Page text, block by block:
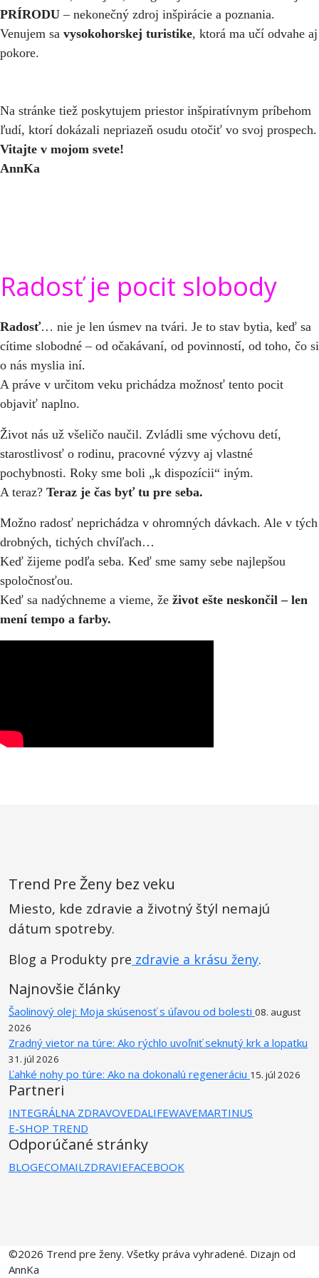
PRÍRODU – nekonečný zdroj inšpirácie a poznania.
Venujem sa vysokohorskej turistike, ktorá ma učí odvahe aj
pokore.
Na stránke tiež poskytujem priestor inšpiratívnym príbehom
ľudí, ktorí dokázali nepriazeň osudu otočiť vo svoj prospech.
Vitajte v mojom svete!
AnnKa
Radosť je pocit slobody
Radosť… nie je len úsmev na tvári. Je to stav bytia, keď sa
cítime slobodné – od očakávaní, od povinností, od toho, čo si
o nás myslia iní.
A práve v určitom veku prichádza možnosť tento pocit
objaviť naplno.
Život nás už všeličo naučil. Zvládli sme výchovu detí,
starostlivosť o rodinu, pracovné výzvy aj vlastné
pochybnosti. Roky sme boli „k dispozícii“ iným.
A teraz? Teraz je čas byť tu pre seba.
Možno radosť neprichádza v ohromných dávkach. Ale v tých
drobných, tichých chvíľach…
Keď žijeme podľa seba. Keď sme samy sebe najlepšou
spoločnosťou.
Keď sa nadýchneme a vieme, že život ešte neskončil – len
mení tempo a farby.
Trend Pre Ženy bez veku
Miesto, kde zdravie a životný štýl nemajú
dátum spotreby.
Blog a Produkty pre zdravie a krásu ženy.
Najnovšie články
Šaolinový olej: Moja skúsenosť s úľavou od bolesti 08. august
2026
Zradný vietor na túre: Ako rýchlo uvoľniť seknutý krk a lopatku
31. júl 2026
Ľahké nohy po túre: Ako na dokonalú regeneráciu 15. júl 2026
Partneri
INTEGRÁLNA ZDRAVOVEDALIFEWAVEMARTINUS
E-SHOP TREND
Odporúčané stránky
BLOGECOMAILZDRAVIEFACEBOOK
©2026 Trend pre ženy. Všetky práva vyhradené. Dizajn od
AnnKa